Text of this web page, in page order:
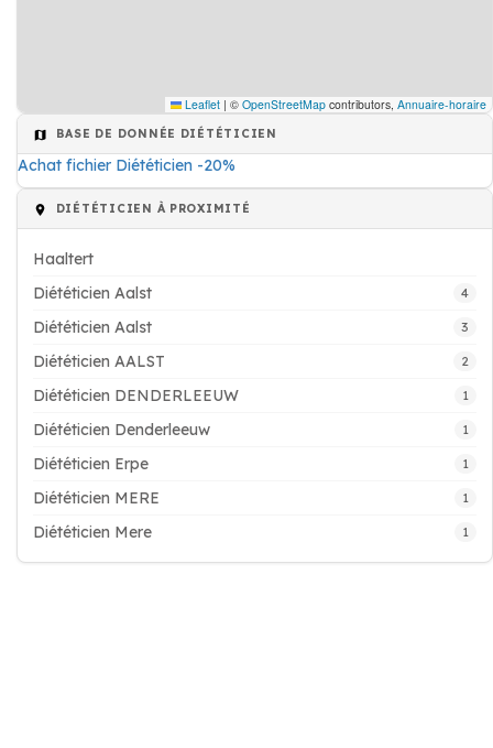
Leaflet | © OpenStreetMap contributors, Annuaire-horaire
BASE DE DONNÉE DIÉTÉTICIEN
Achat fichier Diététicien -20%
DIÉTÉTICIEN À PROXIMITÉ
Haaltert
Diététicien Aalst
4
Diététicien Aalst 3
Diététicien AALST 2
Diététicien DENDERLEEUW 1
Diététicien Denderleeuw 1
Diététicien Erpe 1
Diététicien MERE 1
Diététicien Mere 1